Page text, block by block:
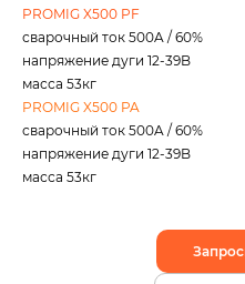
PROMIG X500 PF
сварочный ток 500A / 60%
напряжение дуги 12-39B
масса 53кг
PROMIG X500 PA
сварочный ток 500A / 60%
напряжение дуги 12-39B
масса 53кг